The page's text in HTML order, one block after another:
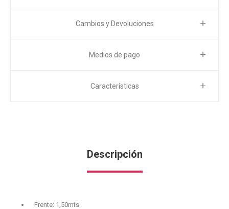
Cambios y Devoluciones
Medios de pago
Características
Descripción
Frente: 1,50mts